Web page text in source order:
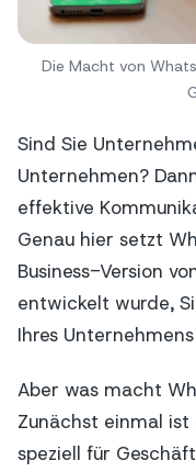
Die Macht von
Sind Sie
Unternehmen?
effektive
Genau hier setzt
Business-Version
entwickelt wurde,
Ihres
Aber was macht
Zunächst einmal ist
speziell für